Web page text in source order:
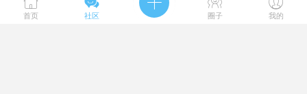
首页 社区 圈子 我的